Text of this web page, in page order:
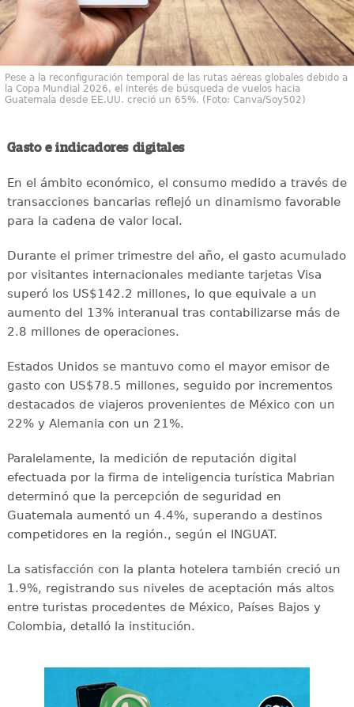
Pese a la reconfiguración temporal de las rutas aéreas globales debido a
la Copa Mundial 2026, el interés de búsqueda de vuelos hacia
Guatemala desde EE.UU. creció un 65%. (Foto: Canva/Soy502)
Gasto e indicadores digitales
En el ámbito económico, el consumo medido a través de
transacciones bancarias reflejó un dinamismo favorable
para la cadena de valor local.
Durante el primer trimestre del año, el gasto acumulado
por visitantes internacionales mediante tarjetas Visa
superó los US$142.2 millones, lo que equivale a un
aumento del 13% interanual tras contabilizarse más de
2.8 millones de operaciones.
Estados Unidos se mantuvo como el mayor emisor de
gasto con US$78.5 millones, seguido por incrementos
destacados de viajeros provenientes de México con un
22% y Alemania con un 21%.
Paralelamente, la medición de reputación digital
efectuada por la firma de inteligencia turística Mabrian
determinó que la percepción de seguridad en
Guatemala aumentó un 4.4%, superando a destinos
competidores en la región., según el INGUAT.
La satisfacción con la planta hotelera también creció un
1.9%, registrando sus niveles de aceptación más altos
entre turistas procedentes de México, Países Bajos y
Colombia, detalló la institución.